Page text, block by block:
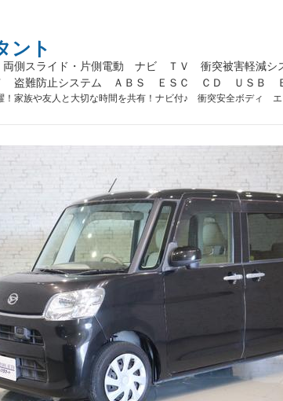
ント
側スライド・片側電動 ナビ ＴＶ 衝突被害軽減シ
盗難防止システム ＡＢＳ ＥＳＣ ＣＤ ＵＳＢ Ｂ
！家族や友人と大切な時間を共有！ナビ付♪ 衝突安全ボディ